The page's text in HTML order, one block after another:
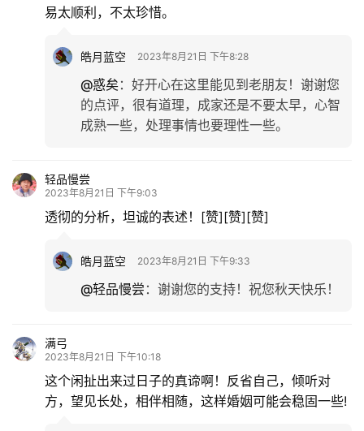
易太顺利，不太珍惜。
皓月蓝空 2023年8月21日 下午8:28
@惑矣： 好开心在这里能见到老朋友！谢谢您
的点评，很有道理，成家还是不要太早，心智
成熟一些，处理事情也要理性一些。
轻品慢尝
2023年8月21日 下午9:03
透彻的分析，坦诚的表述！[赞][赞][赞]
皓月蓝空 2023年8月21日 下午9:33
@轻品慢尝 ： 谢谢您的支持！祝您秋天快乐！
满弓
2023年8月21日 下午10:18
这个闲扯出来过日子的真谛啊！反省自己，倾听对
方，望见长处，相伴相随，这样婚姻可能会稳固一些!